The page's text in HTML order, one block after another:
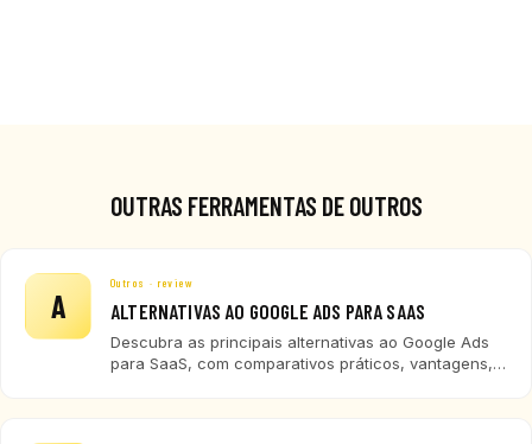
OUTRAS FERRAMENTAS DE OUTROS
A
Outros · review
ALTERNATIVAS AO GOOGLE ADS PARA SAAS
Descubra as principais alternativas ao Google Ads
para SaaS, com comparativos práticos, vantagens,